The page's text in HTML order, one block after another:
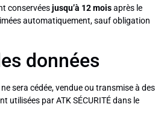
conservéesjusqu’à 12 moisaprès le
automatiquement, sauf obligation
données
sera cédée, vendue ou transmise à des
utilisées par ATK SÉCURITÉ dans le